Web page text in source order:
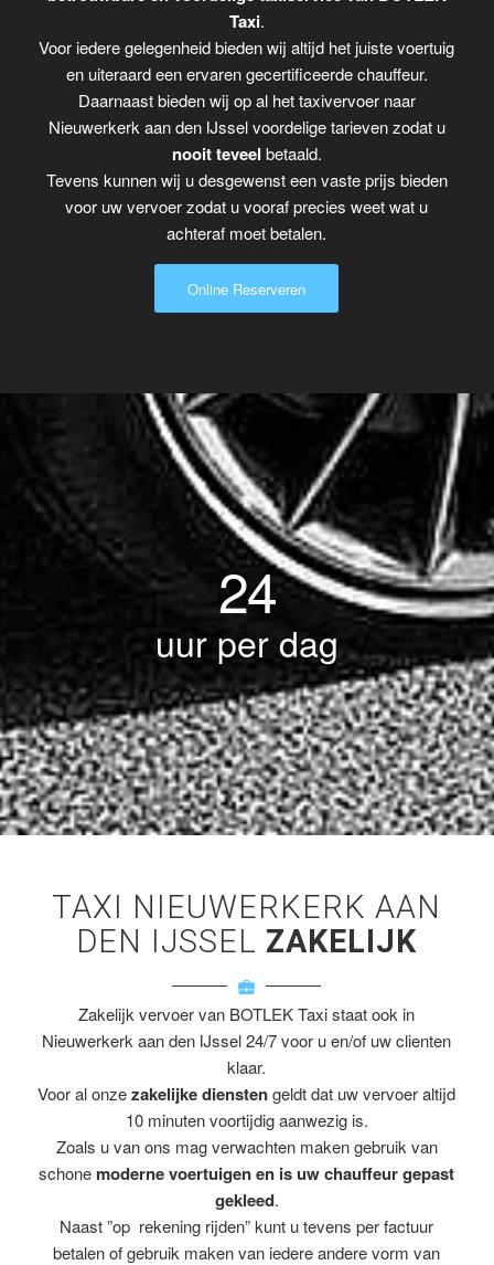
Taxi.
Voor iedere gelegenheid bieden wij altijd het juiste voertuig
en uiteraard een ervaren gecertificeerde chauffeur.
Daarnaast bieden wij op al het taxivervoer naar
Nieuwerkerk aan den IJssel voordelige tarieven zodat u
nooit teveel betaald.
Tevens kunnen wij u desgewenst een vaste prijs bieden
voor uw vervoer zodat u vooraf precies weet wat u
achteraf moet betalen.
Online Reserveren
24
uur per dag
TAXI NIEUWERKERK AAN
DEN IJSSEL ZAKELIJK
Zakelijk vervoer van BOTLEK Taxi staat ook in
Nieuwerkerk aan den IJssel 24/7 voor u en/of uw clienten
klaar.
Voor al onzezakelijke dienstengeldt dat uw vervoer altijd
10 minuten voortijdig aanwezig is.
Zoals u van ons mag verwachten maken gebruik van
schone moderne voertuigen en is uw chauffeur gepast
gekleed.
Naast ”op rekening rijden” kunt u tevens per factuur
betalen of gebruik maken van iedere andere vorm van